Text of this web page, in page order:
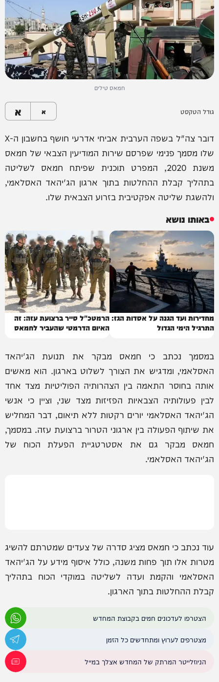
חמאס טילים
גודל הטקסט א א
דובר צה"ל בשפה הערבית אביחי אדרעי חושף בחשבון ה-X
שלו מסמך פנימי שפרסם שירות המודיעין הצבאי של חמאס
משנת 2020, המפרט תוכנית שפיתח חמאס לשליטה
בתהליך קבלת ההחלטות בתוך ארגון הג'יהאד האסלאמי,
ולהשגת שליטה אפקטיבית בזרוע הצבאית שלו.
באותו נושא
מחדירות ועד הגנה על אסדות הגז:
התרגיל הימי הגדול
הרמטכ"ל סייר ברצועת עזה: זה
האיום הדרמטי שהעביר לחמאס
במסמך נכתב כי חמאס מבקר את תנועת הג'יהאד
האסלאמי, ומדגיש את הצורך לשלוט בארגון. הוא מאשים
אותה בחוסר התאמה בין הצהרותיה הפוליטיות מצד אחד
לבין פעולותיה הצבאיות הפזיזות מצד שני, וציין כי אנשי
הג'יהאד האסלאמי יורים רקטות ללא תיאום, דבר המחליש
את שיתוף הפעולה בין ארגוני הטרור ברצועת עזה. במסמך,
חמאס מבקר גם את אסטרטגיית הפעלת הכוח של
הג'יהאד האסלאמי.
עוד נכתב כי חמאס מציג סדרה של צעדים שמטרתם להשיג
מטרות אלו תוך פחות משנה, כולל איסוף מידע על הג'יהאד
האסלאמי והקמת ועדה לשליטה במוקדי הכוח בתהליך
קבלת ההחלטות בתוך הארגון.
הצטרפו לעדכונים חמים בקבוצת המחדש
מצטרפים לערוץ ומתחדשים כל הזמן
הניוזלייטר המרתק של המחדש אצלך במייל